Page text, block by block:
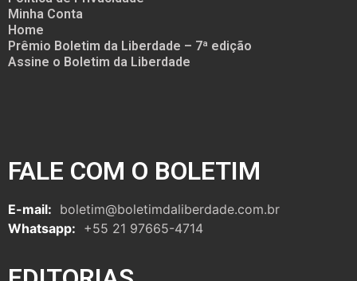
Minha Conta
Home
Prêmio Boletim da Liberdade – 7ª edição
Assine o Boletim da Liberdade
FALE COM O BOLETIM
E-mail: boletim@boletimdaliberdade.com.br
Whatsapp: +55 21 97665-4714